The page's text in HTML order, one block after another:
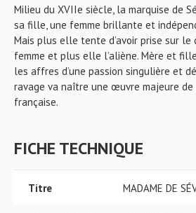
Milieu du XVIIe siècle, la marquise de
sa fille, une femme brillante et
Mais plus elle tente d’avoir prise sur le
femme et plus elle l’aliène. Mère et
les affres d’une passion singulière et
ravage va naître une œuvre majeure
française.
FICHE TECHNIQUE
Titre MADAME DE